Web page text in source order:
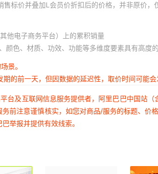
标价并叠加L会员价折扣后的价格，并非原价，
他电子商务平台）上的累积销量
颜色、材质、功效、功能等多维度要素具有高度
景。
的前一天，但因数据的延迟性，取价时间可能
台及互联网信息服务提供者，阿里巴巴中国站
前注意谨慎核实，如您对商品/服务的标题、
举报并提供有效线索。